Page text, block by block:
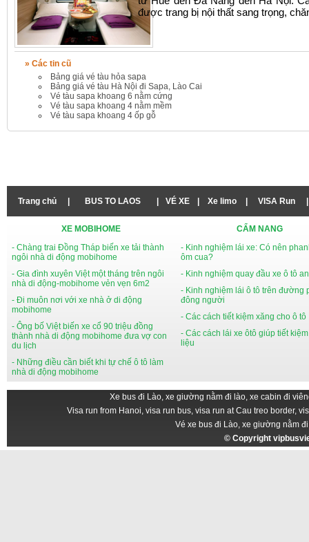
được trang bị nội thất sang trọng,
» Các tin cũ
Bảng giá vé tàu hỏa sapa
Bảng giá vé tàu Hà Nội đi Sapa, Lào Cai
Vé tàu sapa khoang 6 nằm cứng
Vé tàu sapa khoang 4 nằm mềm
Vé tàu sapa khoang 4 ốp gỗ
Trang chủ BUS TO LAOS VÉ XE Xe limo VISA Run
XE MOBIHOME
- Chàng trai Đồng Tháp biến xe tải thành
ngôi nhà di động mobihome
- Gia đình xuyên Việt một tháng trên ngôi
nhà di động-mobihome vẻn vẹn 6m2
- Đi muôn nơi với xe nhà ở di động
mobihome
- Ông bố Việt biến xe cổ 90 triệu đồng
thành nhà di động mobihome đưa vợ con
du lịch
- Những điều cần biết khi tự chế ô tô làm
nhà di động mobihome
CẨM NANG
- Kinh nghiệm lái xe: Có nên
ôm cua?
- Kinh nghiệm quay đầu xe ô tô
- Kinh nghiệm lái ô tô trên đường
đông người
- Các cách tiết kiệm xăng cho ô tô
- Các cách lái xe ôtô giúp tiết
liệu
Xe bus đi Lào, xe giường nằm đi lào, xe cabin đi
Visa run from Hanoi, visa run bus, visa run at Cau treo border,
Vé xe bus đi Lào, xe giường nằm
© Copyright